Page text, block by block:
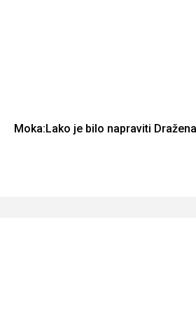
Moka:Lako je bilo napraviti